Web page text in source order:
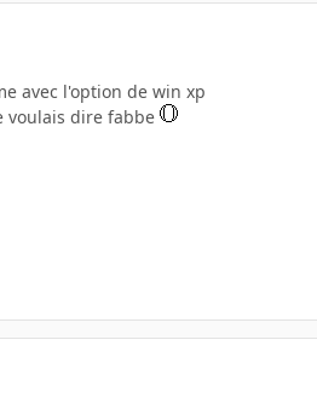
avec l'option de win xp
voulais dire fabbe